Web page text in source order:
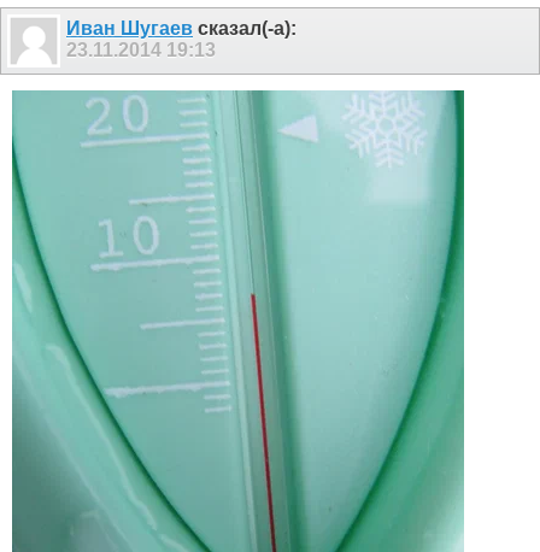
Иван Шугаев сказал(-а):
23.11.2014 19:13